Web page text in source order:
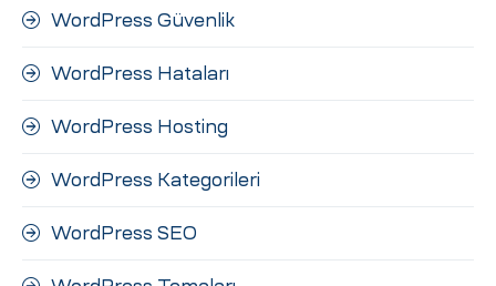
WordPress Güvenlik
WordPress Hataları
WordPress Hosting
WordPress Kategorileri
WordPress SEO